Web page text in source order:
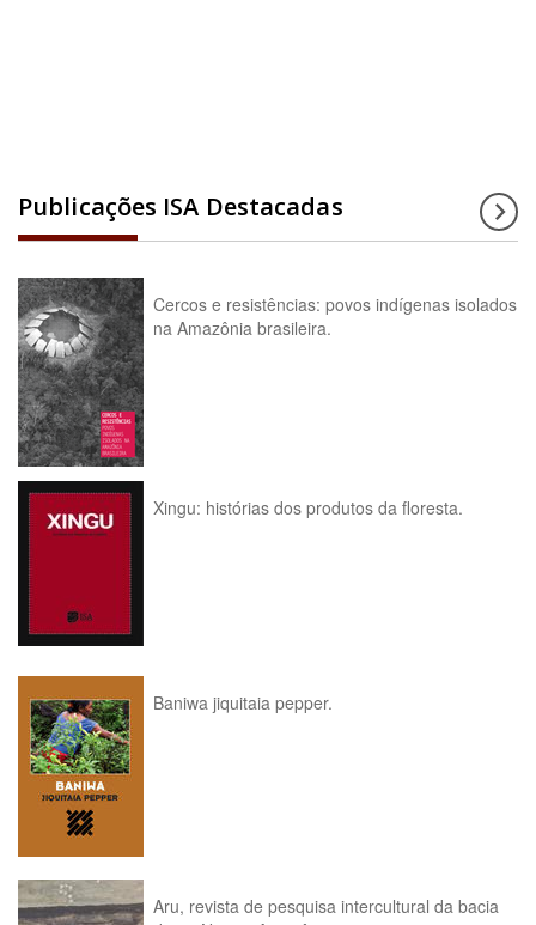
Publicações ISA Destacadas
Cercos e resistências: povos indígenas isolados
na Amazônia brasileira.
Xingu: histórias dos produtos da floresta.
Baniwa jiquitaia pepper.
Aru, revista de pesquisa intercultural da bacia